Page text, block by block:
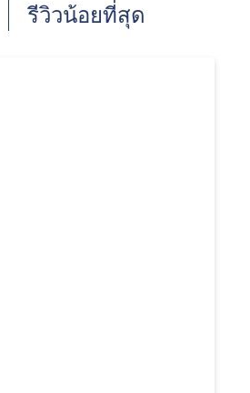
รีวิวน้อยที่สุด